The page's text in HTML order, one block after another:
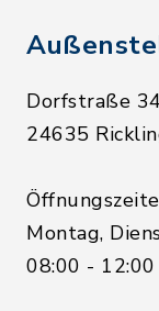
Dorfstraße
24635
Montag,
08:00 -